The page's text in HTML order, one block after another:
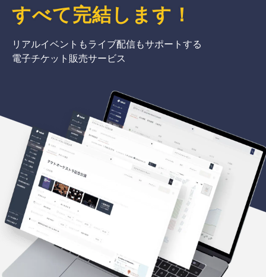
すべて完結 します ！
リアルイベントもライブ配信もサポートする
電子チケット販売サービス